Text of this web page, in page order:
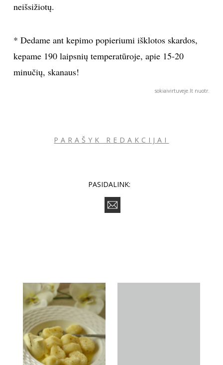
neišsižiotų.
* Dedame ant kepimo popieriumi išklotos skardos,
kepame 190 laipsnių temperatūroje, apie 15-20
minučių, skanaus!
sokiaivirtuveje.lt nuotr.
PARAŠYK REDAKCIJAI
PASIDALINK: